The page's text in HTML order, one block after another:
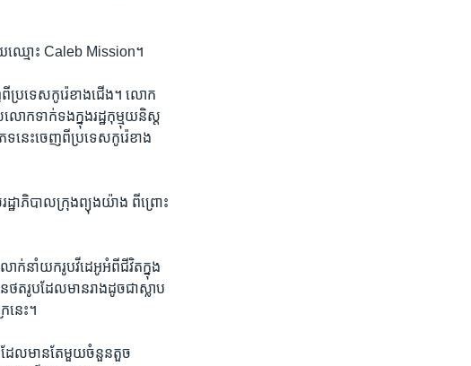
ឈ្មោះ​ Caleb​ Mission។
ប្រទេស​កូរ៉េ​ខាង​ជើង។ ​លោក​
ោក​ទាក់​ទង​ក្នុង​រដ្ឋ​កុម្មុយ​និស្ត​
នេះ​ចេញ​ពី​ប្រទេស​កូរ៉េ​ខាង
ឋា​ភិបាល​ក្រុង​ព្យុងយ៉ាង​ ​ពីព្រោះ​
ាក់​នាំ​យក​រូប​វីដេអូ​អំពី​ជីវិត​ក្នុង​
ត​រូប​ដែល​មាន​រាង​ដូច​ជា​ស្លាប​
នេះ។
ស​ដែល​មាន​តែ​មួយ​ចំនួន​តួច​